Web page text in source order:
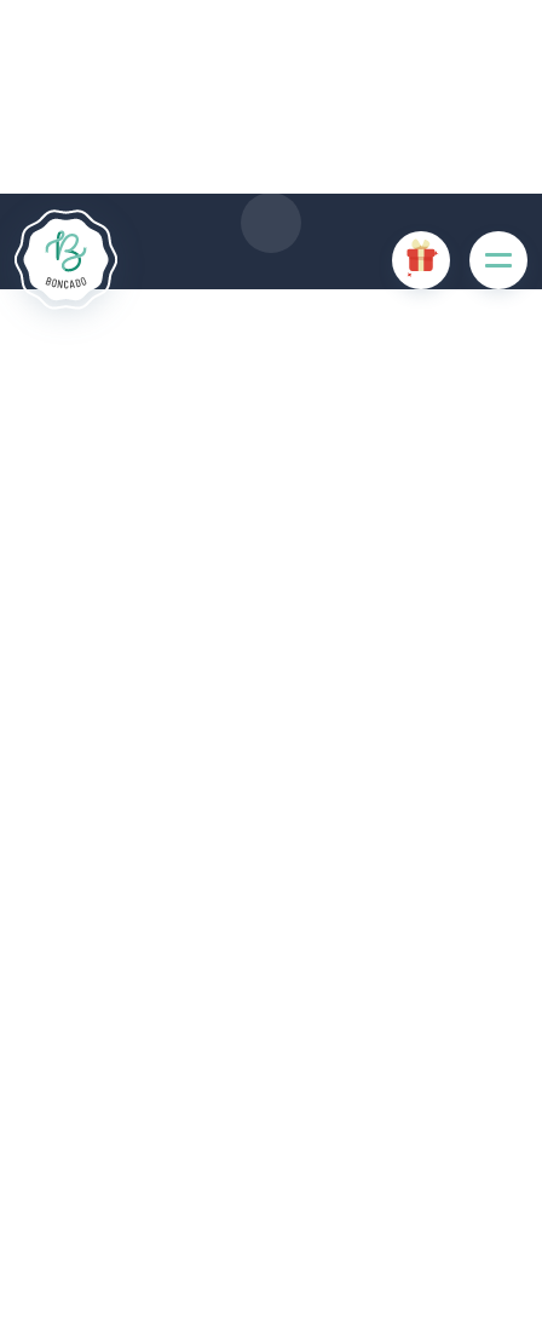
ervoor zorgen dat sommige functies van de website
uitgeschakeld zijn. Andere cookies worden gebruikt voor
analyse- of marketingdoeleinden.
Cookies aanvaarden Mijn cookies beheren